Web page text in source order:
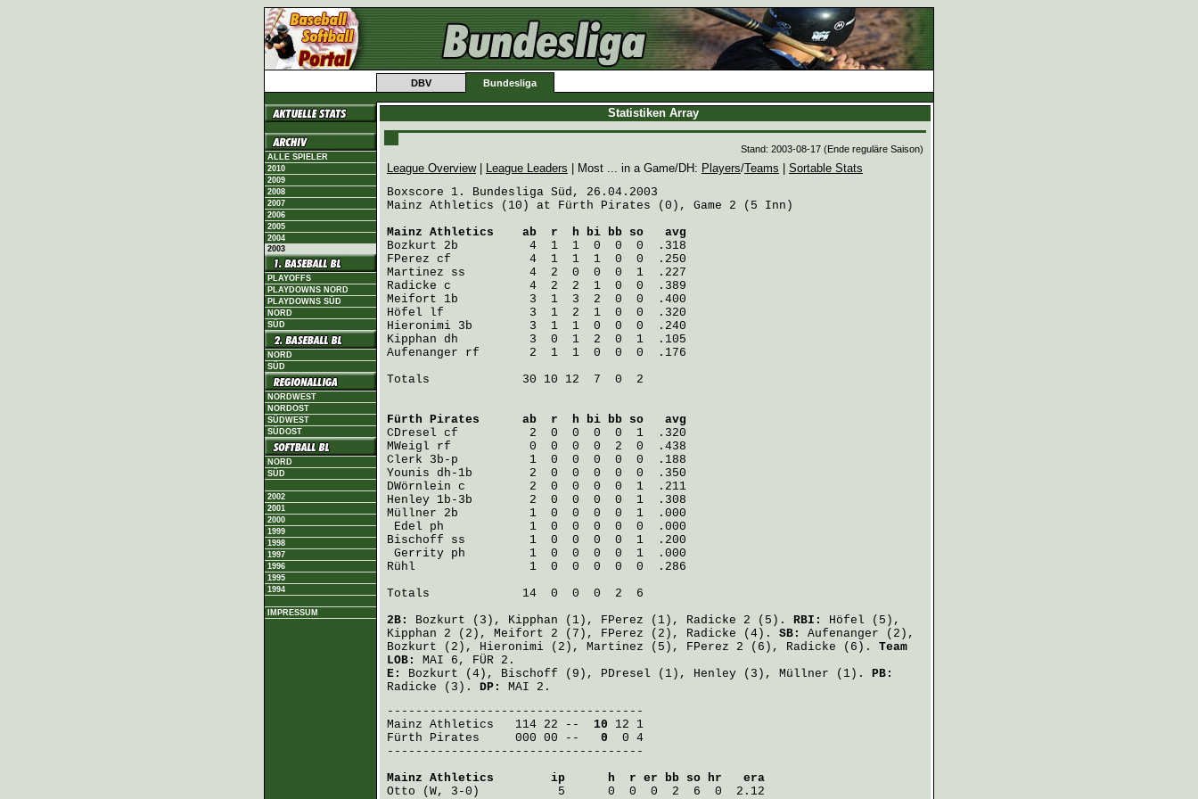
DBV Bundesliga
ALLE SPIELER
2010
2009
2008
2007
2006
2005
2004
2003
PLAYOFFS
PLAYDOWNS NORD
PLAYDOWNS SÜD
NORD
SÜD
NORD
SÜD
NORDWEST
NORDOST
SÜDWEST
SÜDOST
NORD
SÜD
2002
2001
2000
1999
1998
1997
1996
1995
1994
IMPRESSUM
Statistiken Array
Stand: 2003-08-17 (Ende reguläre Saison)
League Overview| League Leaders | Most ... in a Game/DH: Players/Teams
Sortable Stats
Boxscore 1. Bundesliga Süd, 26.04.2003
Mainz Athletics (10) at Fürth Pirates (0), Game 2 (5 Inn)
Mainz Athletics
    ab  r  h bi bb so   avg
Bozkurt
FPerez
Martinez
Radicke
Meifort
Höfel
Hieronimi
Kipphan
Aufenanger rf       2  1  1  0  0  0  .176
Totals             30 10 12  7  0  2
Fürth Pirates
      ab  r  h bi bb so   avg
CDresel
MWeigl
Clerk
Younis
DWörnlein
Henley
Müllner 2b          1  0  0  0  0  1  .000
Edel
Bischoff ss         1  0  0  0  0  1  .200
Gerrity
Rühl
                1  0  0  0  0  0  .286
Totals             14  0  0  0  2  6
2B: Bozkurt (3), Kipphan (1), FPerez (1), Radicke 2 (5). RBI: Höfel (5),
Kipphan 2 (2), Meifort 2 (7), FPerez (2), Radicke (4). SB: Aufenanger (2),
Bozkurt (2), Hieronimi (2), Martinez (5), FPerez 2 (6), Radicke (6). Team
LOB:
MAI 6, FÜR 2.
E: Bozkurt (4), Bischoff (9), PDresel (1), Henley (3), Müllner (1). PB:
Radicke (3). DP:
MAI 2.
Mainz Athletics
   114 22 --
10
Fürth Pirates
     000 00 --
  0
  0 4
------------------------------------
Mainz Athletics
        ip      h  r er bb so hr   era
Otto (W, 3-0)           5      0  0  0  2  6  0  2.12